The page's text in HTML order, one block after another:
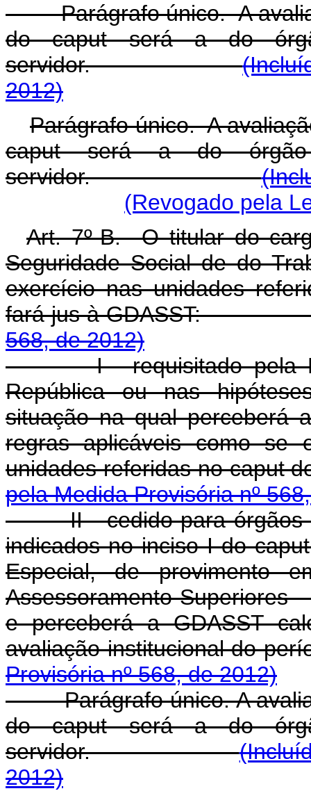
Parágrafo único. A
do caput será a do
servidor.
2012)
Parágrafo único. A
caputserá a do órgão
servidor.
(Revogado pela
Art. 7º-B. O titular do
Seguridade Social de do
exercício nas unidades
fará jus à
568, de 2012)
I - requisitado pela
República ou nas
situação na qual perceberá
regras aplicáveis como se
unidades referidas
pela Medida Provisória nº
II - cedido para órgãos ou
indicados no inciso I do
Especial, de provimento
Assessoramento Superiores
e perceberá a GDASST
avaliação institucional
Provisória nº 568, de 2012)
Parágrafo único. A
do caput será a do
servidor.
2012)